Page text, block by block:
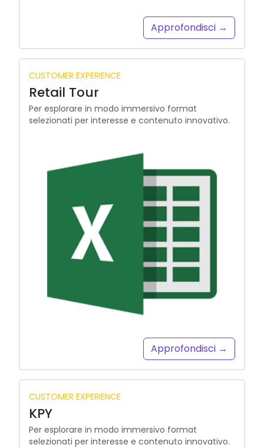
Approfondisci →
CUSTOMER EXPERIENCE
Retail Tour
Per esplorare in modo immersivo format
selezionati per interesse e contenuto innovativo.
Approfondisci →
CUSTOMER EXPERIENCE
KPY
Per esplorare in modo immersivo format
selezionati per interesse e contenuto innovativo.